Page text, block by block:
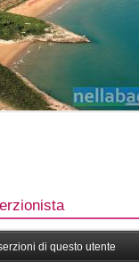
di questo utente